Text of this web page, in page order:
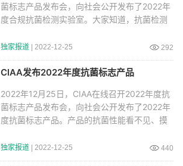
菌标志产品发布会，向社会公开发布了2022年
度合规抗菌检测实验室。大家知道，抗菌检测
独家报道 | 2022-12-25 292
CIAA发布2022年度抗菌标志产品
2022年12月25日，CIAA在线召开2022年度抗
菌标志产品发布会，向社会公开发布了2022年
度抗菌标志产品。产品的抗菌性能看不见、摸
独家报道 | 2022-12-25 440